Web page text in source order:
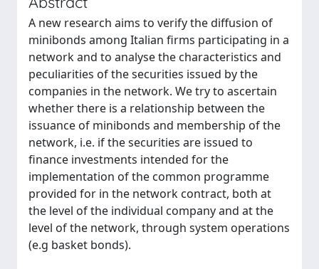
A new research aims to verify the diffusion of
minibonds among Italian firms participating in a
network and to analyse the characteristics and
peculiarities of the securities issued by the
companies in the network. We try to ascertain
whether there is a relationship between the
issuance of minibonds and membership of the
network, i.e. if the securities are issued to
finance investments intended for the
implementation of the common programme
provided for in the network contract, both at
the level of the individual company and at the
level of the network, through system operations
(e.g basket bonds).